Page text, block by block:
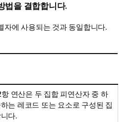
법을 결합합니다.
자에 사용되는 것과 동일합니다.
연산은 두 집합 피연산자 중 하
는 레코드 또는 요소로 구성된 집
다.